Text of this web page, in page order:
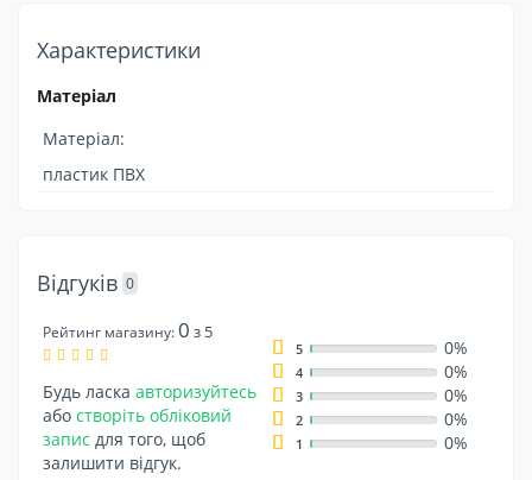
Характеристики
Матеріал
Матеріал:
пластик ПВХ
Відгуків 0
Рейтинг магазину:0 з 5
Будь ласка авторизуйтесь
або створіть обліковий
запис для того, щоб
залишити відгук.
5 0%
4 0%
3 0%
2 0%
1 0%